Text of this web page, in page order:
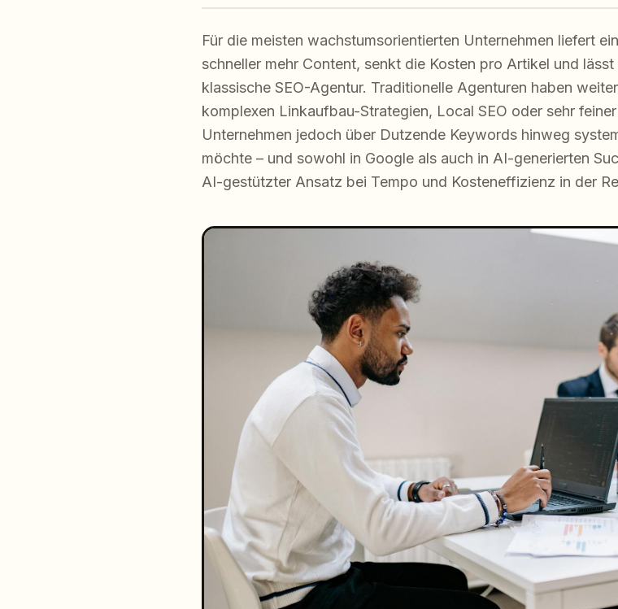
Für die meisten wachstumsorientierten Unternehmen liefert
schneller mehr Content, senkt die Kosten pro Artikel und
klassische SEO-Agentur. Traditionelle Agenturen haben
komplexen Linkaufbau-Strategien, Local SEO oder sehr
Unternehmen jedoch über Dutzende Keywords hinweg
möchte – und sowohl in Google als auch in AI-generierten
AI-gestützter Ansatz bei Tempo und Kosteneffizienz in der